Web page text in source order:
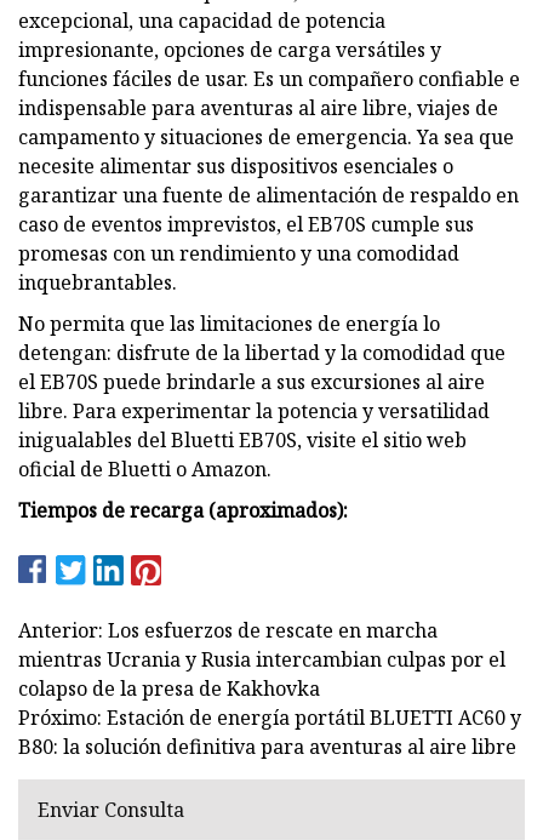
excepcional, una capacidad de potencia
impresionante, opciones de carga versátiles y
funciones fáciles de usar. Es un compañero confiable e
indispensable para aventuras al aire libre, viajes de
campamento y situaciones de emergencia. Ya sea que
necesite alimentar sus dispositivos esenciales o
garantizar una fuente de alimentación de respaldo en
caso de eventos imprevistos, el EB70S cumple sus
promesas con un rendimiento y una comodidad
inquebrantables.
No permita que las limitaciones de energía lo
detengan: disfrute de la libertad y la comodidad que
el EB70S puede brindarle a sus excursiones al aire
libre. Para experimentar la potencia y versatilidad
inigualables del Bluetti EB70S, visite el sitio web
oficial de Bluetti o Amazon.
Tiempos de recarga (aproximados):
Anterior: Los esfuerzos de rescate en marcha
mientras Ucrania y Rusia intercambian culpas por el
colapso de la presa de Kakhovka
Próximo: Estación de energía portátil BLUETTI AC60 y
B80: la solución definitiva para aventuras al aire libre
Enviar Consulta